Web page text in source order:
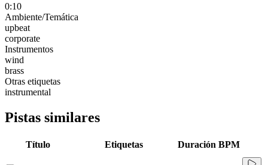
0:10
Ambiente/Temática
upbeat
corporate
Instrumentos
wind
brass
Otras etiquetas
instrumental
Pistas similares
Título Etiquetas Duración BPM